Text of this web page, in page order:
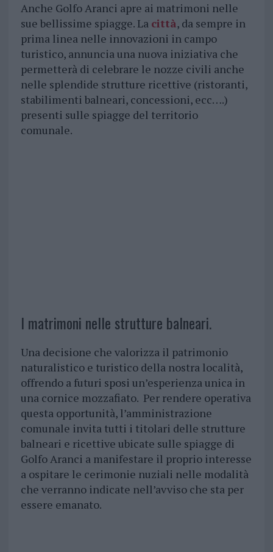
Anche Golfo Aranci apre ai matrimoni nelle
sue bellissime spiagge. La città, da sempre in
prima linea nelle innovazioni in campo
turistico, annuncia una nuova iniziativa che
permetterà di celebrare le nozze civili anche
nelle splendide strutture ricettive (ristoranti,
stabilimenti balneari, concessioni, ecc….)
presenti sulle spiagge del territorio
comunale.
I matrimoni nelle strutture balneari.
Una decisione che valorizza il patrimonio
naturalistico e turistico della nostra località,
offrendo a futuri sposi un’esperienza unica in
una cornice mozzafiato. Per rendere operativa
questa opportunità, l’amministrazione
comunale invita tutti i titolari delle strutture
balneari e ricettive ubicate sulle spiagge di
Golfo Aranci a manifestare il proprio interesse
a ospitare le cerimonie nuziali nelle modalità
che verranno indicate nell’avviso che sta per
essere emanato.